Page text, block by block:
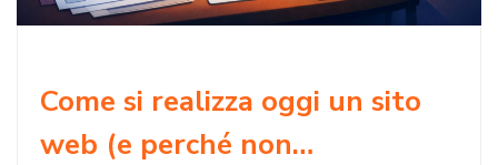
Come si realizza oggi un sito
web (e perché non…